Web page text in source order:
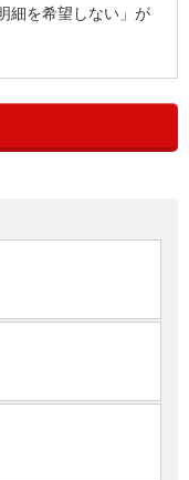
細を希望しない」が